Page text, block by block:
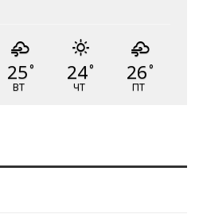
25°
ВТ
24°
ЧТ
26°
ПТ